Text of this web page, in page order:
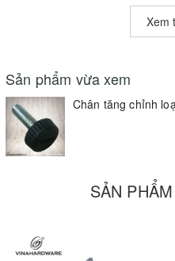
Tên sản phẩm/Items
Chân tăng chỉnh loại đế nhỏ
bulong 6x20mm TA258616
Xem
Sản phẩm vừa xem
Chân tăng chỉnh
SẢN